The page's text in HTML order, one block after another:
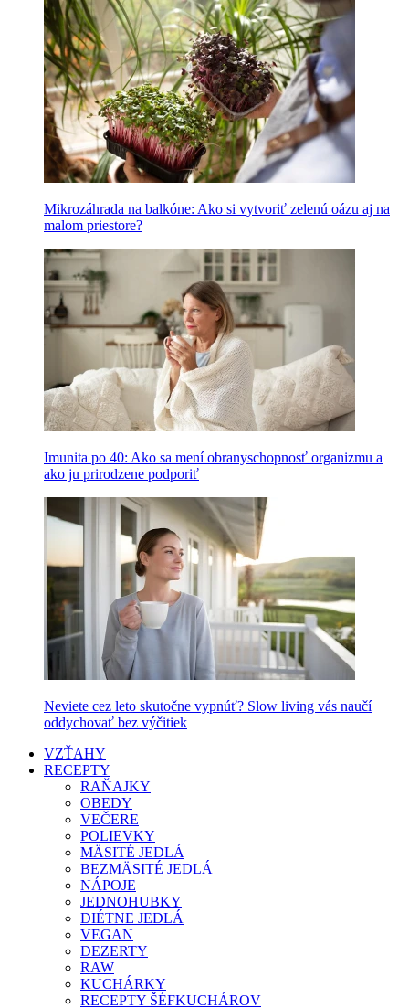
Mikrozáhrada na balkóne: Ako si vytvoriť zelenú oázu aj na
malom priestore?
Imunita po 40: Ako sa mení obranyschopnosť organizmu a
ako ju prirodzene podporiť
Neviete cez leto skutočne vypnúť? Slow living vás naučí
oddychovať bez výčitiek
VZŤAHY
RECEPTY
RAŇAJKY
OBEDY
VEČERE
POLIEVKY
MÄSITÉ JEDLÁ
BEZMÄSITÉ JEDLÁ
NÁPOJE
JEDNOHUBKY
DIÉTNE JEDLÁ
VEGAN
DEZERTY
RAW
KUCHÁRKY
RECEPTY ŠÉFKUCHÁROV